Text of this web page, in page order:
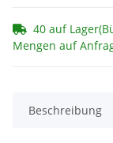
40 auf
Mengen auf
Beschreibung